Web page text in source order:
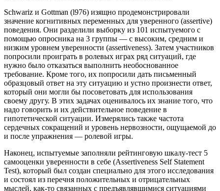
Schwariz и Gottman (l976) изящно продемонстрировали
значение когнитивных переменных для уверенного (assertive)
поведения. Они разделили выборку из 101 испытуемого с
помощью опросника на 3 группы — с высоким, средним и
низким уровнем уверенности (assertiveness). Затем участников
попросили проиграть в ролевых играх ряд ситуаций, где
нужно было отказаться выполнить необоснованное
требование. Кроме того, их попросили дать письменный
образцовый ответ на эту ситуацию и устно произнести ответ,
который они могли бы посоветовать для использования
своему другу. В этих задачах оценивалось их знание того, что
надо говорить и их действительное поведение в
гипотетической ситуации. Измерялись также частота
сердечных сокращений и уровень нервозности, ощущаемой до
и после упражнения — ролевой игры.
Наконец, испытуемые заполняли рейтинговую шкалу-тест 5
самооценки уверенности в себе (Assertiveness Self Statement
Test), который был создан специально для этого исследования
и состоял из перечня положительных и отрицательных
мыслей, как-то связанных с предъявлявшимися ситуациями